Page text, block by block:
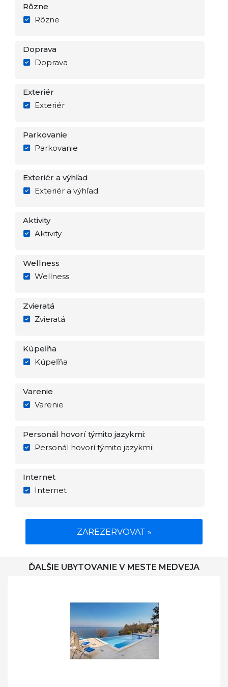
Rôzne
Rôzne
Doprava
Doprava
Exteriér
Exteriér
Parkovanie
Parkovanie
Exteriér a výhľad
Exteriér a výhľad
Aktivity
Aktivity
Wellness
Wellness
Zvieratá
Zvieratá
Kúpeľňa
Kúpeľňa
Varenie
Varenie
Personál hovorí týmito jazykmi:
Personál hovorí týmito jazykmi:
Internet
Internet
ZAREZERVOVAT »
ĎALŠIE UBYTOVANIE V MESTE MEDVEJA